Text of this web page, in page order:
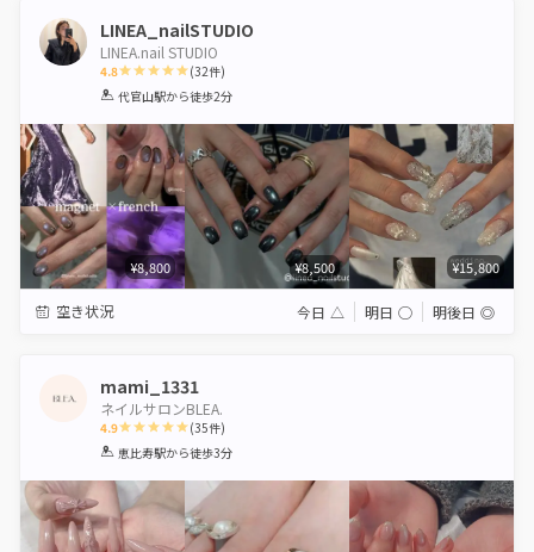
LINEA_nailSTUDIO
LINEA.nail STUDIO
4.8
1 2 3 4 5
(32件)
代官山駅から徒歩2分
¥8,800 ¥8,500 ¥15,800
空き状況 今日 △ 明日 ◯ 明後日 ◎
mami_1331
ネイルサロンBLEA.
4.9
1 2 3 4 5
(35件)
恵比寿駅から徒歩3分